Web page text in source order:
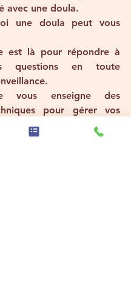
avec une doula.
une doula peut vous
est là pour répondre à
questions en toute
vous enseigne des
pour gérer vos
et votre stress.
reste présente le jour de